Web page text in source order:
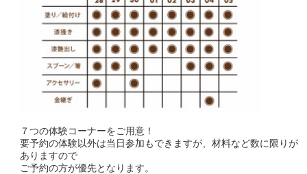
７つの体験コーナーをご用意！
要予約の体験以外は当日参加もできますが、材料など数に限りが
ありますので
ご予約の方が優先となります。